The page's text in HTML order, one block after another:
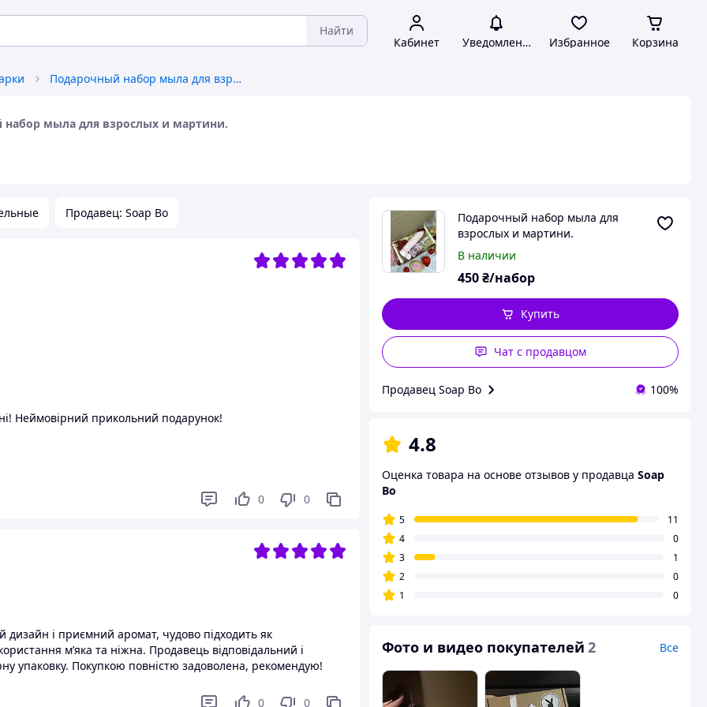
Найти
Кабинет Уведомления Избранное Корзина
Подарочный набор мыла для взрослых и мартини.
набор мыла для взрослых и мартини.
Продавец: Soap Bo
Неймовірний прикольний подарунок!
0 0
і приємний аромат, чудово підходить як
м’яка та ніжна. Продавець відповідальний і
упаковку. Покупкою повністю задоволена, рекомендую!
0 0
Подарочный набор мыла для
взрослых и мартини.
В наличии
450₴/набор
Купить
Чат с продавцом
Продавец Soap Bo 100%
4.8
Оценка товара на основе отзывов у продавца Soap
Bo
5
11
4
0
3
1
2
0
1
0
Фото и видео покупателей 2 Все